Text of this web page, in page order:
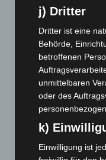
September 2025(93)
August 2025 (90)
Juli 2025(90)
Juni 2025(103)
Mai 2025(112)
April 2025(88)
März 2025(111)
Februar 2025(96)
Januar 2025(88)
j) Dritter
Dritter ist eine
Behörde,
betroffenen
unmittelbaren
oder des
k)
Einwilligung ist